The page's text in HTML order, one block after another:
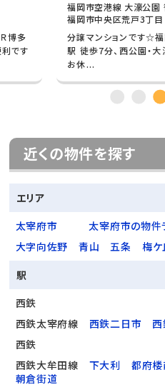
博多
です
福岡市空港線 大濠公園
福岡市中央区荒戸3丁目
分譲マンションです☆
駅 徒歩7分、西公園・大
お休...
近くの物件を探す
エリア
太宰府市
太宰府市の物件
大字向佐野
青山 五条
梅ケ
駅
西鉄
西鉄太宰府線
西鉄二日市
西鉄
西鉄大牟田線
下大利 都府楼
朝倉街道